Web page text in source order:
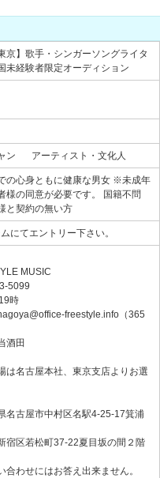
京】歌手・シンガーソングライタ
経験者限定オーディション
ン アーティスト・文化人
の心身ともに健康な男女 ※未成年
様の同意が必要です。 国籍不問
と契約の無い方
にてエントリー下さい。
MUSIC
5099
時
freestyle.info（365
酒田
は名古屋本社、東京支店よりお選
名古屋市中村区名駅4-25-17箕浦
宿区若松町37-22夏目坂の間２階
合わせにはお答え出来ません。